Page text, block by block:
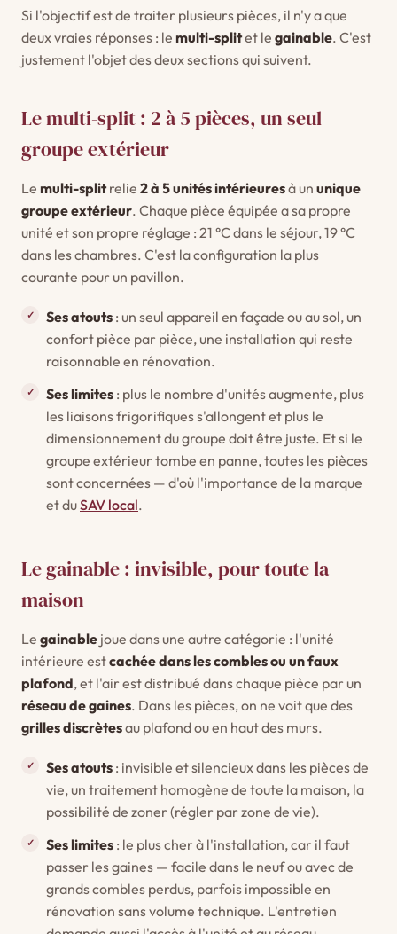
Si l'objectif est de traiter plusieurs pièces, il n'y a que
deux vraies réponses : le multi-splitet le gainable. C'est
justement l'objet des deux sections qui suivent.
Le multi-split : 2 à 5 pièces, un seul
groupe extérieur
Le multi-splitrelie 2 à 5 unités intérieuresà un unique
groupe extérieur. Chaque pièce équipée a sa propre
unité et son propre réglage : 21 °C dans le séjour, 19 °C
dans les chambres. C'est la configuration la plus
courante pour un pavillon.
Ses atouts : un seul appareil en façade ou au sol, un
confort pièce par pièce, une installation qui reste
raisonnable en rénovation.
Ses limites : plus le nombre d'unités augmente, plus
les liaisons frigorifiques s'allongent et plus le
dimensionnement du groupe doit être juste. Et si le
groupe extérieur tombe en panne, toutes les pièces
sont concernées — d'où l'importance de la marque
et duSAV local.
Le gainable : invisible, pour toute la
maison
Le gainable joue dans une autre catégorie : l'unité
intérieure estcachée dans les combles ou un faux
plafond, et l'air est distribué dans chaque pièce par un
réseau de gaines. Dans les pièces, on ne voit que des
grilles discrètesau plafond ou en haut des murs.
Ses atouts : invisible et silencieux dans les pièces de
vie, un traitement homogène de toute la maison, la
possibilité de zoner (régler par zone de vie).
Ses limites : le plus cher à l'installation, car il faut
passer les gaines — facile dans le neuf ou avec de
grands combles perdus, parfois impossible en
rénovation sans volume technique. L'entretien